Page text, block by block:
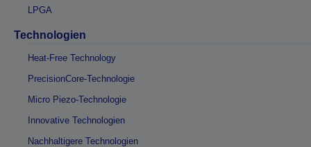
LPGA
Technologien
Heat-Free Technology
PrecisionCore-Technologie
Micro Piezo-Technologie
Innovative Technologien
Nachhaltigere Technologien